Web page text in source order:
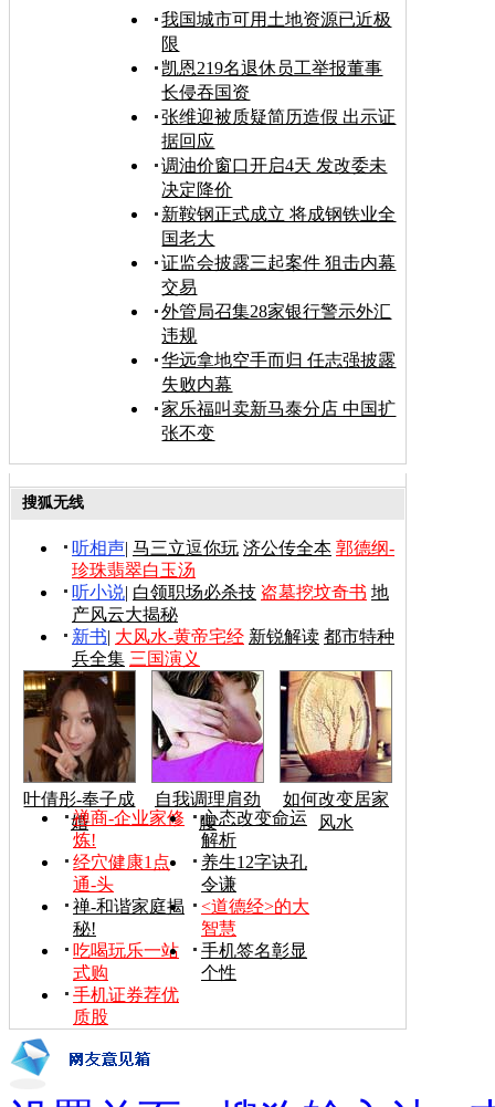
我国城市可用土地资源已近极
限
凯恩219名退休员工举报董事
长侵吞国资
张维迎被质疑简历造假 出示证
据回应
调油价窗口开启4天 发改委未
决定降价
新鞍钢正式成立 将成钢铁业全
国老大
证监会披露三起案件 狙击内幕
交易
外管局召集28家银行警示外汇
违规
华远拿地空手而归 任志强披露
失败内幕
家乐福叫卖新马泰分店 中国扩
张不变
搜狐无线
听相声| 马三立逗你玩 济公传全本 郭德纲-
珍珠翡翠白玉汤
听小说| 白领职场必杀技 盗墓挖坟奇书 地
产风云大揭秘
新书| 大风水-黄帝宅经 新锐解读 都市特种
兵全集 三国演义
叶倩彤-奉子成
婚
自我调理肩劲
腰
如何改变居家
风水
禅商-企业家修
炼!
心态改变命运
解析
经穴健康1点
通-头
养生12字诀孔
令谦
禅-和谐家庭揭
秘!
<道德经>的大
智慧
吃喝玩乐一站
式购
手机签名彰显
个性
手机证券荐优
质股